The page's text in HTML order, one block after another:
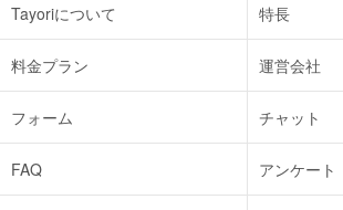
Tayoriについて 特長
料金プラン 運営会社
フォーム チャット
FAQ アンケート